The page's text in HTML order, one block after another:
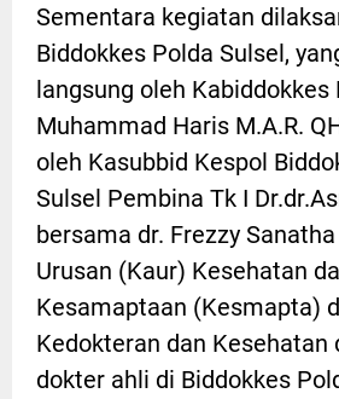
Sementara kegiatan
Biddokkes Polda Sulsel,
langsung oleh Kabiddokkes
Muhammad Haris M.A.R.
oleh Kasubbid Kespol
Sulsel Pembina Tk I
bersama dr. Frezzy
Urusan (Kaur) Kesehatan
Kesamaptaan (Kesmapta)
Kedokteran dan Kesehatan
dokter ahli di Biddokkes